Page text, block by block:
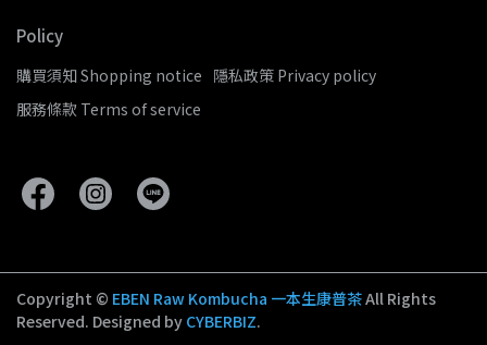
Policy
購買須知 Shopping notice 隱私政策 Privacy policy
服務條款 Terms of service
Copyright © EBEN Raw Kombucha 一本生康普茶All Rights
Reserved. Designed by CYBERBIZ.